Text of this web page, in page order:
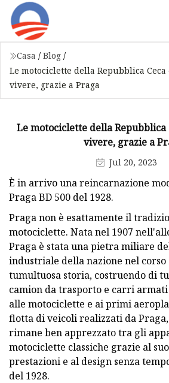
Casa / Blog /
Le motociclette della Repubblica
vivere, grazie a Praga
Le motociclette della Repubblica
vivere, grazie a
Jul 20, 2023
È in arrivo una reincarnazione
Praga BD 500 del 1928.
Praga non è esattamente il
motociclette. Nata nel 1907
Praga è stata una pietra miliare
industriale della nazione nel corso
tumultuosa storia, costruendo di
camion da trasporto e carri
alle motociclette e ai primi
flotta di veicoli realizzati da
rimane ben apprezzato tra gli
motociclette classiche grazie al
prestazioni e al design senza
del 1928.